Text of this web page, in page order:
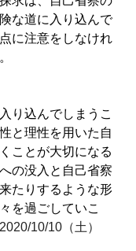
な道に入り込んで
に注意をしなけれ
り込んでしまうこ
と理性を用いた自
ことが大切になる
の没入と自己省察
たりするような形
を過ごしていこ
2020/10/10（土）